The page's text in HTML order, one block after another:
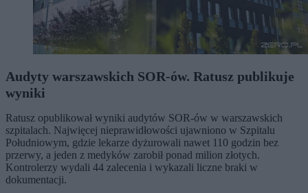
Audyty warszawskich SOR-ów. Ratusz publikuje
wyniki
Ratusz opublikował wyniki audytów SOR-ów w warszawskich
szpitalach. Najwięcej nieprawidłowości ujawniono w Szpitalu
Południowym, gdzie lekarze dyżurowali nawet 110 godzin bez
przerwy, a jeden z medyków zarobił ponad milion złotych.
Kontrolerzy wydali 44 zalecenia i wykazali liczne braki w
dokumentacji.